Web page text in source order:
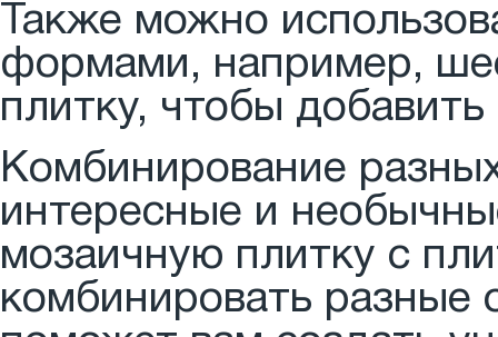
Также можно
формами, например,
плитку, чтобы
Комбинирование
интересные и
мозаичную плитку с
комбинировать разные